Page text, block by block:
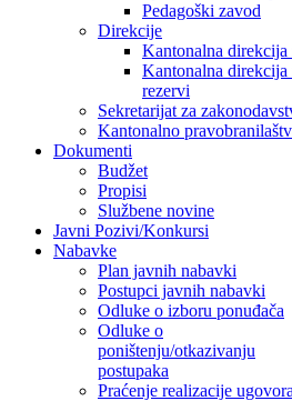
Pedagoški zavod
Direkcije
Kantonalna direkcija
Kantonalna direkcija
rezervi
Sekretarijat za
Kantonalno
Dokumenti
Budžet
Propisi
Službene novine
Javni Pozivi/Konkursi
Nabavke
Plan javnih nabavki
Postupci javnih nabavki
Odluke o izboru ponuđača
Odluke o
poništenju/otkazivanju
postupaka
Praćenje realizacije ugovora